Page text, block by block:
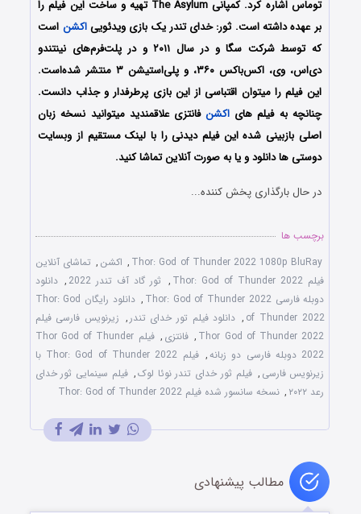
توماس اشاره کرد. کمپانی The Asylum تهیه و ساخت این فیلم را
بر عهده داشته است. ثور: خدای تندر یک بازی ویدئوییاکشن است
که توسط شرکت سگا و در سال ۲۰۱۱ و در پلت‌فرم‌های نینتندو
دی‌اس، وی، اکس‌باکس ۳۶۰، و پلی‌استیشن ۳ منتشر شده‌است.
این فیلم را میتوان اقتباسی از این بازی پرطرفدار و جذاب دانست.
چنانچه به فیلم های اکشنفانتزی علاقمندید میتوانید نسخه زبان
اصلی بازبینی شده این فیلم دیدنی را با لینک مستقیم از وبسایت
دوستی ها دانلود و یا به صورت آنلاین تماشا کنید.
در حال بارگذاری پخش کننده...
برچسب ها
Thor: God of Thunder 2022 1080p BluRay
, اکشن , تماشای آنلاین
فیلم Thor: God of Thunder 2022
, ثور گاد آف تندر 2022 , دانلود
دوبله فارسی Thor: God of Thunder 2022
,
دانلود رایگان Thor: God
of Thunder 2022
, دانلود فیلم تور خدای تندر , زیرنویس فارسی فیلم
Thor God of Thunder 2022
, فانتزی ,
فیلم Thor God of Thunder
2022 دوبله فارسی دو زبانه
,
فیلم Thor: God of Thunder 2022 با
زیرنویس فارسی , فیلم ثور خدای تندر نوئا لوک, فیلم سینمایی ثور خدای
رعد ۲۰۲۲
, نسخه سانسور شده فیلم Thor: God of Thunder 2022
مطالب پیشنهادی